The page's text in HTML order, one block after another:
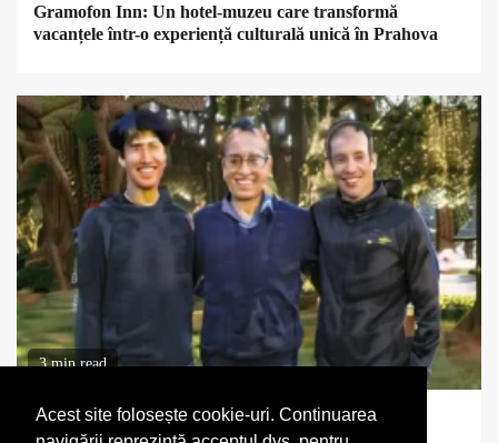
Acest site folosește cookie-uri. Continuarea
Gramofon Inn: Un hotel-muzeu care transformă
vacanțele într-o experiență culturală unică în Prahova
3 min read
Start-up